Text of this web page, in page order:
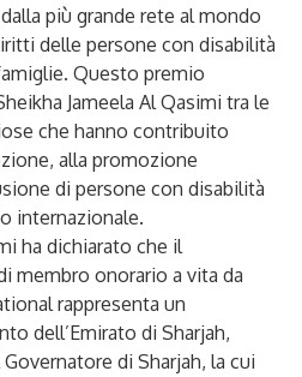
più grande rete al mondo
delle persone con disabilità
Questo premio
Jameela Al Qasimi tra le
che hanno contribuito
alla promozione
di persone con disabilità
internazionale.
ha dichiarato che il
membro onorario a vita da
rappresenta un
dell’Emirato di Sharjah,
di Sharjah, la cui